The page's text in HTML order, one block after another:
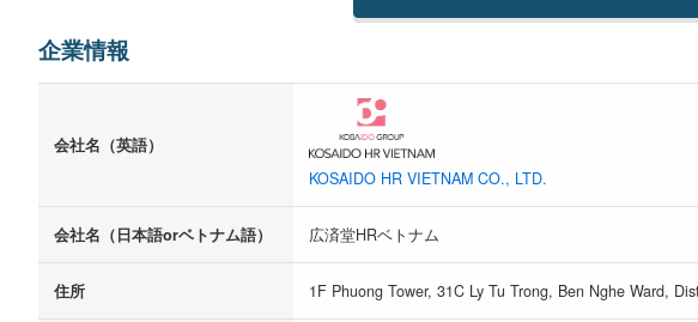
企業情報
会社名（英語）
KOSAIDO HR VIETNAM CO., LTD.
会社名（日本語orベトナム語） 広済堂HRベトナム
住所 1F Phuong Tower, 31C Ly Tu Trong, Ben Nghe Ward,